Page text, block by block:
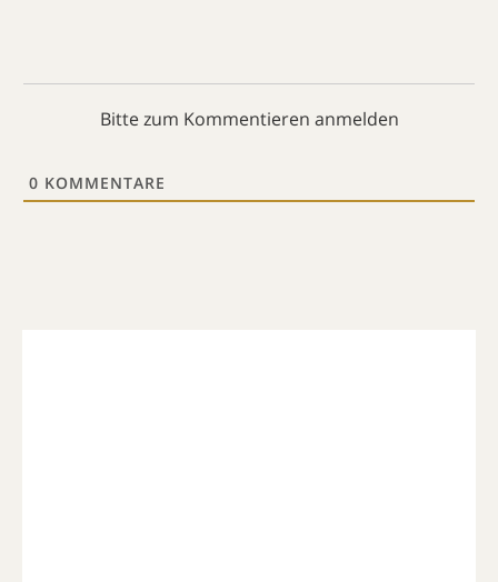
Bitte zum Kommentieren anmelden
0 KOMMENTARE